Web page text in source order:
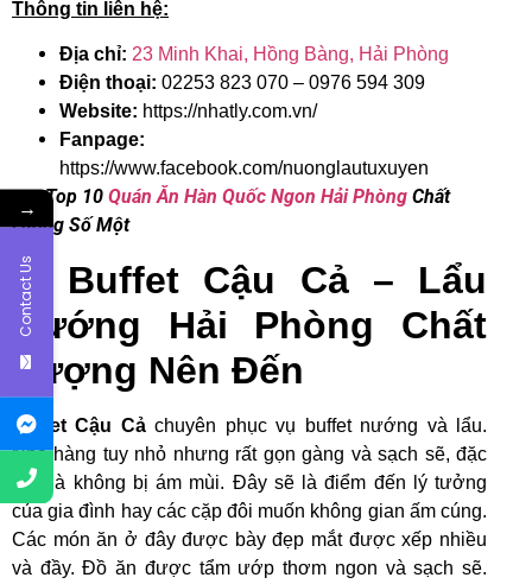
Thông tin liên hệ:
Địa chỉ: 23 Minh Khai, Hồng Bàng, Hải Phòng
Điện thoại: 02253 823 070 – 0976 594 309
Website: https://nhatly.com.vn/
Fanpage:
https://www.facebook.com/nuonglautuxuyen
>>> Top 10 Quán Ăn Hàn Quốc Ngon Hải Phòng Chất
Lượng Số Một
5. Buffet Cậu Cả – Lẩu
Nướng Hải Phòng Chất
Lượng Nên Đến
Buffet Cậu Cảchuyên phục vụ buffet nướng và lẩu.
Nhà hàng tuy nhỏ nhưng rất gọn gàng và sạch sẽ, đặc
biệt là không bị ám mùi. Đây sẽ là điểm đến lý tưởng
của gia đình hay các cặp đôi muốn không gian ấm cúng.
Các món ăn ở đây được bày đẹp mắt được xếp nhiều
và đầy. Đồ ăn được tẩm ướp thơm ngon và sạch sẽ.
→
Contact Us